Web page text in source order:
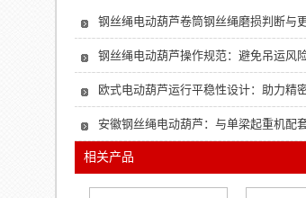
钢丝绳电动葫芦卷筒钢丝绳磨损判断与
钢丝绳电动葫芦操作规范：避免吊运风
欧式电动葫芦运行平稳性设计：助力精
安徽钢丝绳电动葫芦：与单梁起重机配
相关产品